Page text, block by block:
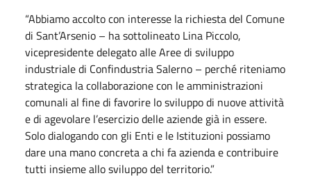
“Abbiamo accolto con interesse la richiesta del Comune
di Sant’Arsenio – ha sottolineato Lina Piccolo,
vicepresidente delegato alle Aree di sviluppo
industriale di Confindustria Salerno – perché riteniamo
strategica la collaborazione con le amministrazioni
comunali al fine di favorire lo sviluppo di nuove attività
e di agevolare l’esercizio delle aziende già in essere.
Solo dialogando con gli Enti e le Istituzioni possiamo
dare una mano concreta a chi fa azienda e contribuire
tutti insieme allo sviluppo del territorio.”